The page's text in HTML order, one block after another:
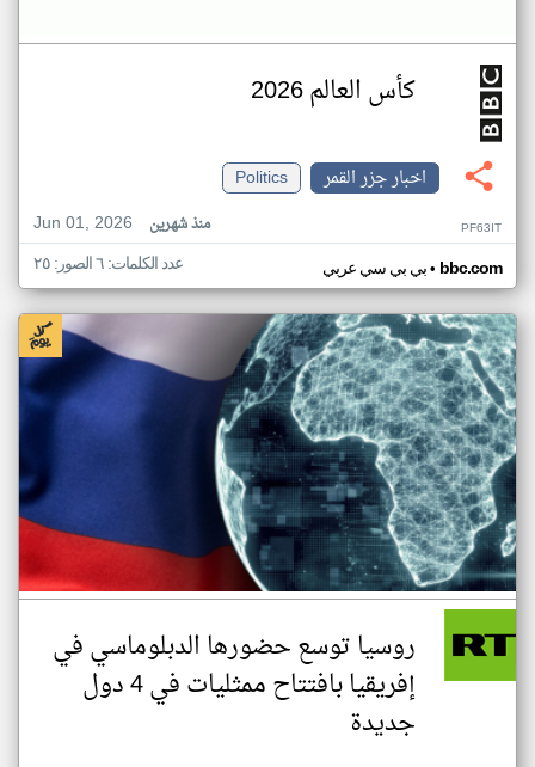
كأس العالم 2026
اخبار جزر القمر
Politics
Jun 01, 2026
منذ شهرين PF63IT
بي بي سي عربي• bbc.com عدد الكلمات: ٦ الصور: ٢٥
روسيا توسع حضورها الدبلوماسي في
إفريقيا بافتتاح ممثليات في 4 دول
جديدة